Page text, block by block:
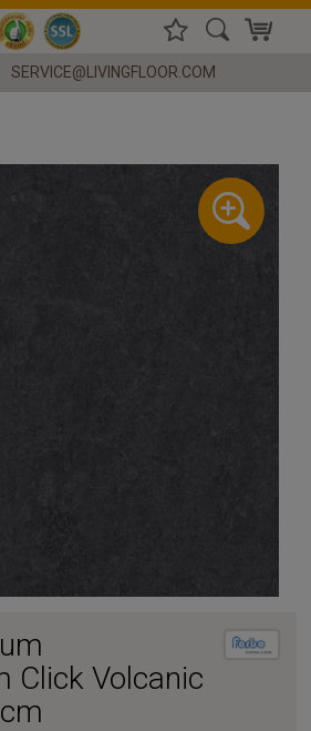
SERVICE@LIVINGFLOOR.COM
Click Volcanic